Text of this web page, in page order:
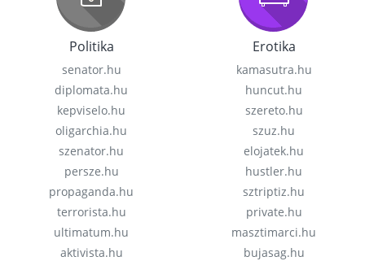
Politika
senator.hu
diplomata.hu
kepviselo.hu
oligarchia.hu
szenator.hu
persze.hu
propaganda.hu
terrorista.hu
ultimatum.hu
aktivista.hu
Erotika
kamasutra.hu
huncut.hu
szereto.hu
szuz.hu
elojatek.hu
hustler.hu
sztriptiz.hu
private.hu
masztimarci.hu
bujasag.hu